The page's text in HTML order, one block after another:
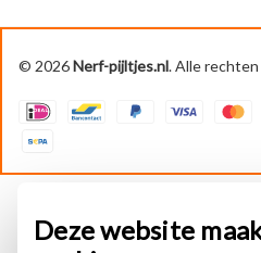
Deze website
© 2026Nerf-pijltjes.nl. Alle